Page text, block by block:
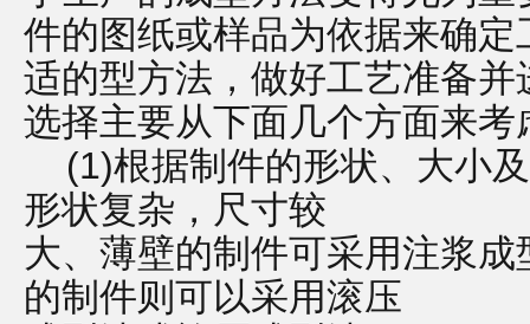
件的图纸或样品为依据来确
适的型方法，做好工艺准备
选择主要从下面几个方面来考
(1)根据制件的形状、大小
形状复杂，尺寸较
大、薄壁的制件可采用注浆
的制件则可以采用滚压